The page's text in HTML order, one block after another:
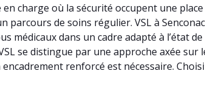
charge où la sécurité occupent une
de soins régulier. VSL à
dans un cadre adapté à l’état
se distingue par une approche axée sur
renforcé est nécessaire.